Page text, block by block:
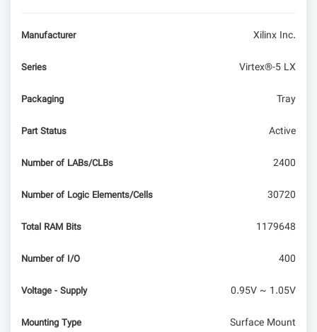
Manufacturer Xilinx Inc.
Series Virtex®-5 LX
Packaging Tray
Part Status Active
Number of LABs/CLBs 2400
Number of Logic Elements/Cells 30720
Total RAM Bits 1179648
Number of I/O 400
Voltage - Supply 0.95V ~ 1.05V
Mounting Type Surface Mount